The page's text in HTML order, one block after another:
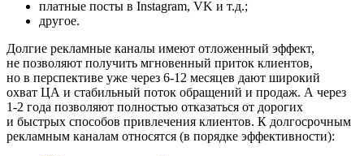
платные посты в Instagram, VK и т.д.;
другое.
Долгие рекламные каналы имеют отложенный эффект,
не позволяют получить мгновенный приток клиентов,
но в перспективе уже через 6-12 месяцев дают широкий
охват ЦА и стабильный поток обращений и продаж. А через
1-2 года позволяют полностью отказаться от дорогих
и быстрых способов привлечения клиентов. К долгосрочным
рекламным каналам относятся (в порядке эффективности):